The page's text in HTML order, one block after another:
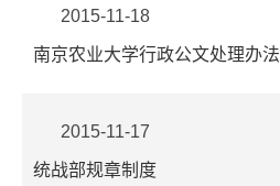
2015-11-18
南京农业大学行政公文处理办法
2015-11-17
统战部规章制度